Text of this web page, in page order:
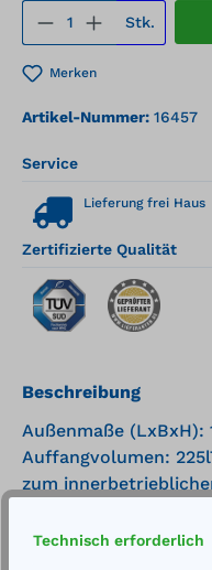
ProduktStk.
Merken
Artikel-Nummer: 16457
Service
Lieferung frei Haus
Zertifizierte Qualität
Beschreibung
Außenmaße (LxBxH):
Auffangvolumen:
zum
Technisch erforderlich